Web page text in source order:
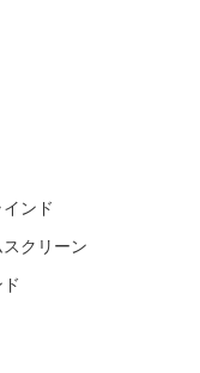
ンド
クリーン